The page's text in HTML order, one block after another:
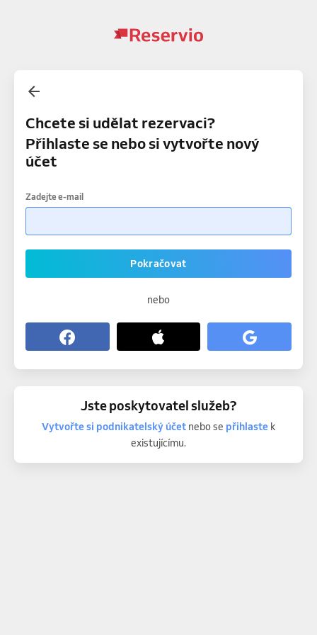
Chcete si udělat rezervaci?
Přihlaste se nebo si vytvořte nový
účet
Zadejte e-mail
Pokračovat
nebo
Jste poskytovatel služeb?
Vytvořte si podnikatelský účetnebo se přihlastek
existujícímu.